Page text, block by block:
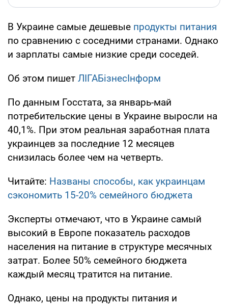
В Украине самые дешевые продукты питания
по сравнению с соседними странами. Однако
и зарплаты самые низкие среди соседей.
Об этом пишет ЛIГАБiзнесIнформ
По данным Госстата, за январь-май
потребительские цены в Украине выросли на
40,1%. При этом реальная заработная плата
украинцев за последние 12 месяцев
снизилась более чем на четверть.
Читайте: Названы способы, как украинцам
сэкономить 15-20% семейного бюджета
Эксперты отмечают, что в Украине самый
высокий в Европе показатель расходов
населения на питание в структуре месячных
затрат. Более 50% семейного бюджета
каждый месяц тратится на питание.
Однако, цены на продукты питания и